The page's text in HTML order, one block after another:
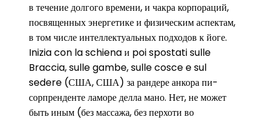
в течение долгого времени, и чакра корпораций,
посвященных энергетике и физическим аспектам,
в том числе интеллектуальных подходов к йоге.
Inizia con la schiena и poi spostati sulle
Braccia, sulle gambe, sulle cosce e sul
sedere (США, США) за рандере анкора пи-
сорпренденте ламоре делла мано. Нет, не может
быть иным (без массажа, без перхоти во